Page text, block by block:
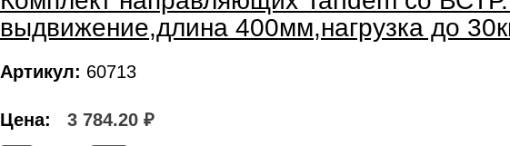
выдвижение,длина 400мм,нагрузка до
Артикул: 60713
Цена: 3 784.20 ₽